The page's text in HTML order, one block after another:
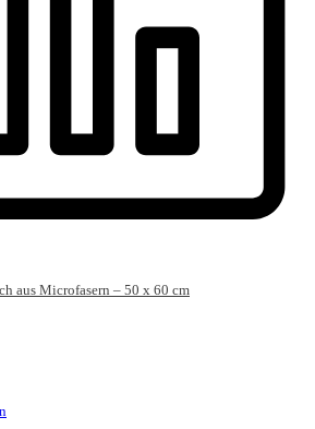
aus Microfasern – 50 x 60 cm